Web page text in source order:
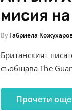
мисия
By Габриела
Британският
съобщава The
Прочети още